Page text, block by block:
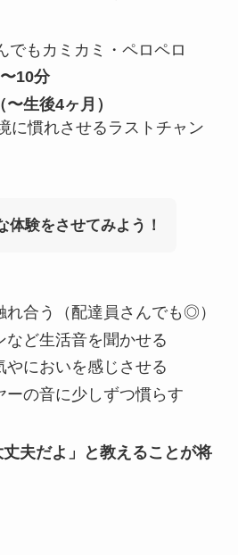
でもカミカミ・ペロペロ
10分
生後4ヶ月）
慣れさせるラストチャン
体験をさせてみよう！
れ合う（配達員さんでも◎）
など生活音を聞かせる
やにおいを感じさせる
ーの音に少しずつ慣らす
丈夫だよ」と教えることが将